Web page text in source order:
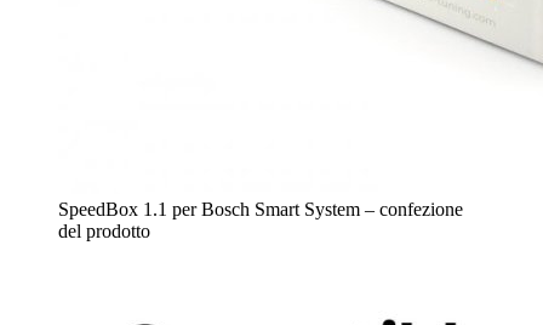
SpeedBox 1.1 per Bosch Smart System – confezione
del prodotto